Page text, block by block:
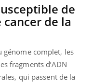
de
de la
génome complet, les
fragments d’ADN
qui passent de la